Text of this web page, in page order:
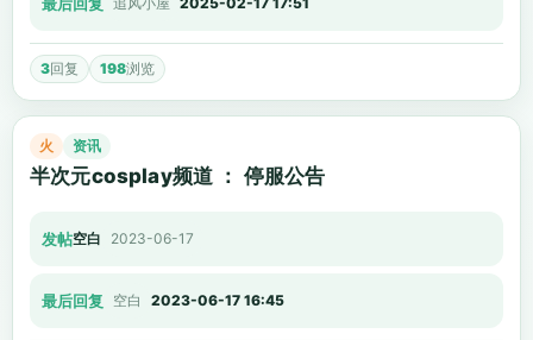
3回复 198浏览
火 资讯
半次元cosplay频道 ： 停服公告
发帖空白 2023-06-17
最后回复 空白 2023-06-17 16:45